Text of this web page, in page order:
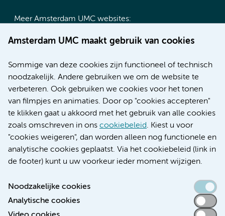
Amsterdam UMC maakt gebruik van cookies
Sommige van deze cookies zijn functioneel of technisch
noodzakelijk. Andere gebruiken we om de website te
verbeteren. Ook gebruiken we cookies voor het tonen
van filmpjes en animaties. Door op "cookies accepteren"
te klikken gaat u akkoord met het gebruik van alle cookies
zoals omschreven in ons cookiebeleid. Kiest u voor
"cookies weigeren", dan worden alleen nog functionele en
analytische cookies geplaatst. Via het cookiebeleid (link in
de footer) kunt u uw voorkeur ieder moment wijzigen.
Noodzakelijke cookies
Analytische cookies
Meer Amsterdam UMC websites:
Werken bij Amsterdam UMC
Nieuws
Research
Educatie locatie AMC
Educatie locatie VUmc
Verwijzen & diagnostiek
Toegankelijkheidsverklaring